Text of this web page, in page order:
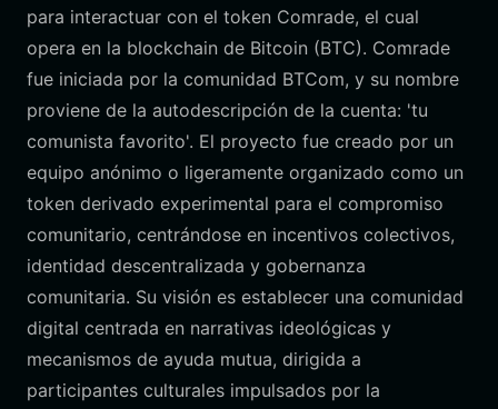
para interactuar con el token Comrade, el cual
opera en la blockchain de Bitcoin (BTC). Comrade
fue iniciada por la comunidad BTCom, y su nombre
proviene de la autodescripción de la cuenta: 'tu
comunista favorito'. El proyecto fue creado por un
equipo anónimo o ligeramente organizado como un
token derivado experimental para el compromiso
comunitario, centrándose en incentivos colectivos,
identidad descentralizada y gobernanza
comunitaria. Su visión es establecer una comunidad
digital centrada en narrativas ideológicas y
mecanismos de ayuda mutua, dirigida a
participantes culturales impulsados por la